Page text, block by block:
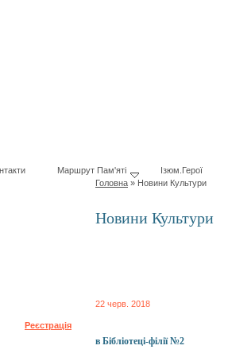
Маршрут Пам'яті
Ізюм.Герої
Реєстрація
Головна » Новини Культури
Новини Культури
22 черв. 2018
в Бібліотеці-філії №2